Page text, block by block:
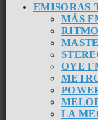
EMISORAS
MÁS
OYE
LA